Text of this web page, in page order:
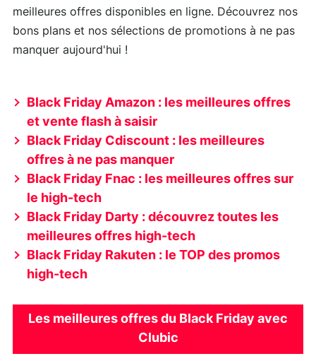
meilleures offres disponibles en ligne. Découvrez nos
bons plans et nos sélections de promotions à ne pas
manquer aujourd'hui !
Black Friday Amazon : les meilleures offres
et vente flash à saisir
Black Friday Cdiscount : les meilleures
offres à ne pas manquer
Black Friday Fnac : les meilleures offres sur
le high-tech
Black Friday Darty : découvrez toutes les
meilleures offres high-tech
Black Friday Rakuten : le TOP des promos
high-tech
Les meilleures offres du Black Friday avec
Clubic